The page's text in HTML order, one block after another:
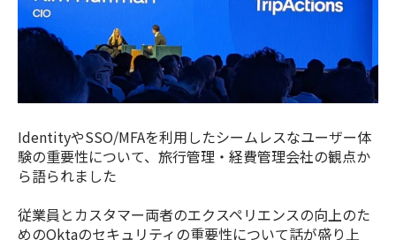
IdentityやSSO/MFAを利用したシームレスなユーザー体
験の重要性について、旅行管理・経費管理会社の観点か
ら語られました
従業員とカスタマー両者のエクスペリエンスの向上のた
めのOktaのセキュリティの重要性について話が盛り上